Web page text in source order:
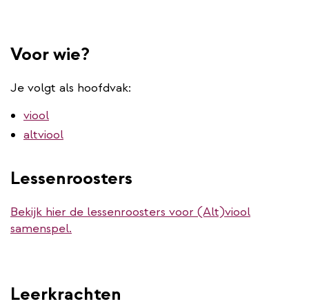
Voor wie?
Je volgt als hoofdvak:
viool
altviool
Lessenroosters
Bekijk hier de lessenroosters voor (Alt)viool
samenspel.
Leerkrachten